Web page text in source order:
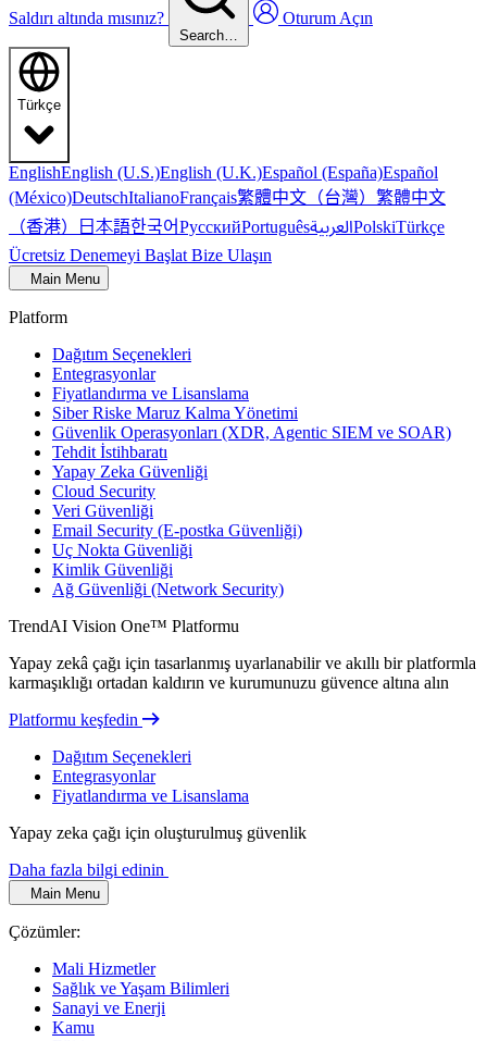
Saldırı altında mısınız?
Search…
Oturum Açın
Türkçe
EnglishEnglish (U.S.)English (U.K.)Español (España)Español
(México)DeutschItalianoFrançais繁體中文（台灣） 繁體中文
（香港） 日本語한국어РусскийPortuguêsالعربيةPolskiTürkçe
Ücretsiz Denemeyi Başlat Bize Ulaşın
Main Menu
Platform
Dağıtım Seçenekleri
Entegrasyonlar
Fiyatlandırma ve Lisanslama
Siber Riske Maruz Kalma Yönetimi
Güvenlik Operasyonları (XDR, Agentic SIEM ve SOAR)
Tehdit İstihbaratı
Yapay Zeka Güvenliği
Cloud Security
Veri Güvenliği
Email Security (E-postka Güvenliği)
Uç Nokta Güvenliği
Kimlik Güvenliği
Ağ Güvenliği (Network Security)
TrendAI Vision One™ Platformu
Yapay zekâ çağı için tasarlanmış uyarlanabilir ve akıllı bir platformla
karmaşıklığı ortadan kaldırın ve kurumunuzu güvence altına alın
Platformu keşfedin
Dağıtım Seçenekleri
Entegrasyonlar
Fiyatlandırma ve Lisanslama
Yapay zeka çağı için oluşturulmuş güvenlik
Daha fazla bilgi edinin
Main Menu
Çözümler:
Mali Hizmetler
Sağlık ve Yaşam Bilimleri
Sanayi ve Enerji
Kamu